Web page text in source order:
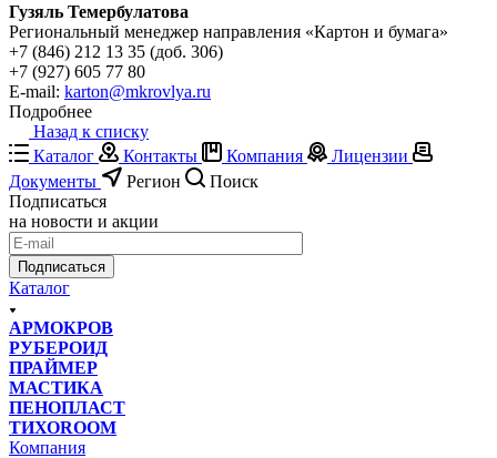
Гузяль Темербулатова
Региональный менеджер направления «Картон и бумага»
+7 (846) 212 13 35 (доб. 306)
+7 (927) 605 77 80
E-mail: karton@mkrovlya.ru
Подробнее
Назад к списку
Каталог
Контакты Компания
Лицензии
Документы
Регион
Поиск
Подписаться
на новости и акции
Подписаться
Каталог
АРМОКРОВ
РУБЕРОИД
ПРАЙМЕР
МАСТИКА
ПЕНОПЛАСТ
ТИХОROOM
Компания